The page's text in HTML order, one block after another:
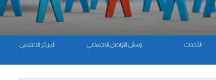
المركز الاعلامي وسائل التواصل الاجتماعي الأحداث